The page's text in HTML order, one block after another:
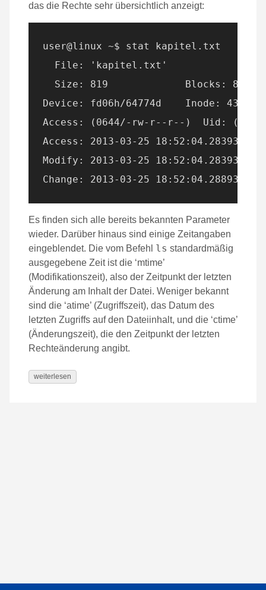
das die Rechte sehr übersichtlich anzeigt:
user@linux ~$ stat kapitel.txt
  File: 'kapitel.txt'
  Size: 819       	Blocks: 8          IO Block: 4096   regular file
Device: fd06h/64774d	Inode: 439267      Links: 1
Access: (0644/-rw-r--r--)  Uid: (
Access: 2013-03-25 18:52:04.283934329
Modify: 2013-03-25 18:52:04.283934329
Es finden sich alle bereits bekannten Parameter
wieder. Darüber hinaus sind einige Zeitangaben
eingeblendet. Die vom Befehl ls standardmäßig
ausgegebene Zeit ist die ‘mtime’
(Modifikationszeit), also der Zeitpunkt der letzten
Änderung am Inhalt der Datei. Weniger bekannt
sind die ‘atime’ (Zugriffszeit), das Datum des
letzten Zugriffs auf den Dateiinhalt, und die ‘ctime’
(Änderungszeit), die den Zeitpunkt der letzten
Rechteänderung angibt.
weiterlesen